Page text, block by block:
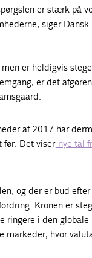
er stærk på
siger
er heldigvis
er det
af 2017 har
før. Det visernye tal
og der er bud
Kronen er
ringere i den globale
hvor